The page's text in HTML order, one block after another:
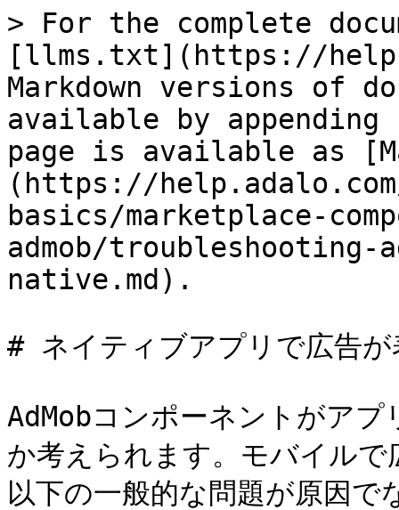
> For the complete
[llms.txt](https://
Markdown versions of
available by
page is available as
(https://
basics/marketplace-
admob/
native.md).
# ネイティブアプリで広告が
AdMobコンポーネントがア
か考えられます。モバイル
以下の一般的な問題が原因